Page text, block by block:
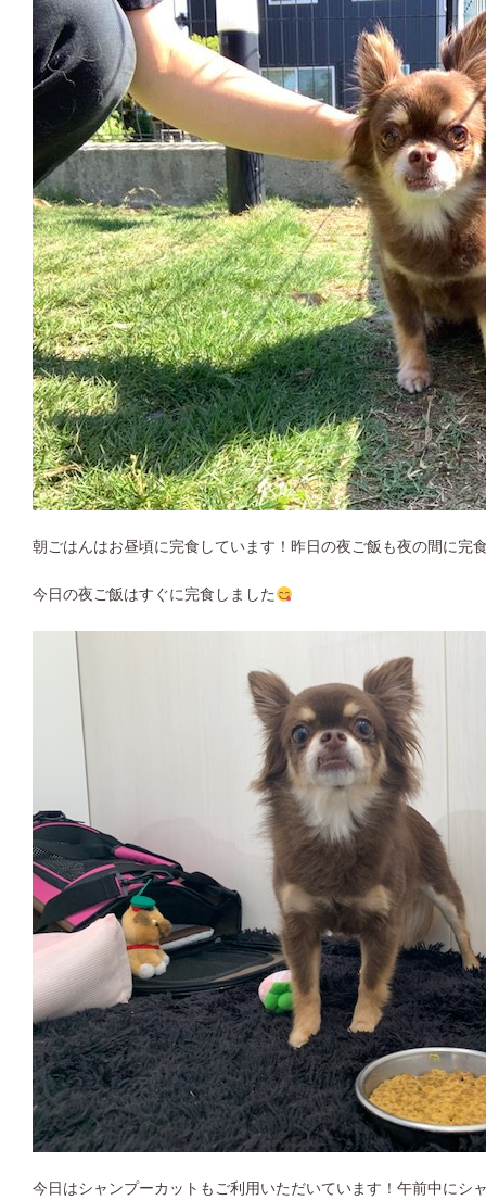
朝ごはんはお昼頃に完食しています！昨日の夜ご飯も夜の間に完
今日の夜ご飯はすぐに完食しました
今日はシャンプーカットもご利用いただいています！午前中にシ